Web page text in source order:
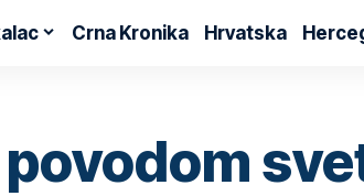
Crna Kronika Hrvatska